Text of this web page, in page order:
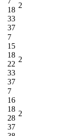
18
33
37
2
7
15
18
22
33
37
2
7
16
18
28
37
2